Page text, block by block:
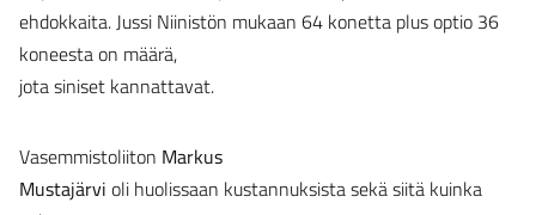
ehdokkaita. Jussi Niinistön mukaan 64 konetta plus optio 36
koneesta on määrä,
jota siniset kannattavat.
Vasemmistoliiton Markus
Mustajärvi oli huolissaan kustannuksista sekä siitä kuinka